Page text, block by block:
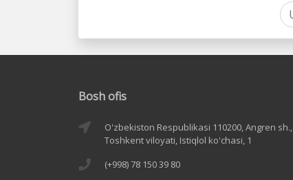
Bosh ofis
O'zbekiston Respublikasi 110200, Angren sh.,
Toshkent viloyati, Istiqlol ko'chasi, 1
(+998) 78 150 39 80